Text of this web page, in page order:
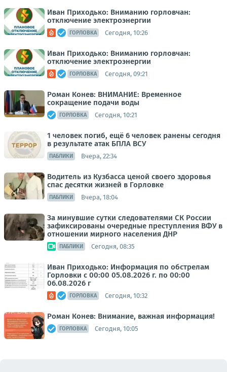
Иван Приходько: Вниманию горловчан:
отключение электроэнергии
ГОРЛОВКА Сегодня, 10:26
Иван Приходько: Вниманию горловчан:
отключение электроэнергии
ГОРЛОВКА Сегодня, 09:21
Роман Конев: ВНИМАНИЕ: Временное
сокращение подачи воды
ГОРЛОВКА Сегодня, 10:21
1 человек погиб, ещё 6 человек ранены сегодня
в результате атак БПЛА ВСУ
ПАБЛИКИ Вчера, 22:34
Водитель из Кузбасса ценой своего здоровья
спас десятки жизней в Горловке
ПАБЛИКИ Вчера, 18:04
За минувшие сутки следователями СК России
зафиксированы очередные преступления ВФУ в
отношении мирного населения ДНР
ПАБЛИКИ Сегодня, 08:35
Иван Приходько: Информация по обстрелам
Горловки с 00:00 05.08.2026 г. по 00:00
06.08.2026 г
ГОРЛОВКА Сегодня, 10:32
Роман Конев: Внимание, важная информация!
ГОРЛОВКА Сегодня, 10:05